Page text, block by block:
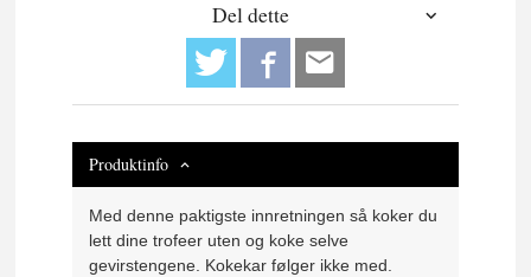
Del dette
Produktinfo
Med denne paktigste innretningen så koker du
lett dine trofeer uten og koke selve
gevirstengene. Kokekar følger ikke med.